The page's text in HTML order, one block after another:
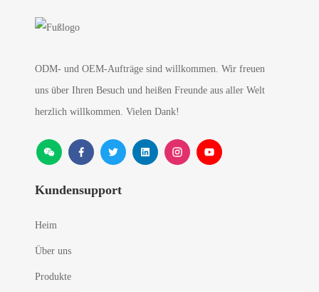
ODM- und OEM-Aufträge sind willkommen. Wir freuen
uns über Ihren Besuch und heißen Freunde aus aller Welt
herzlich willkommen. Vielen Dank!
Kundensupport
Heim
Über uns
Produkte